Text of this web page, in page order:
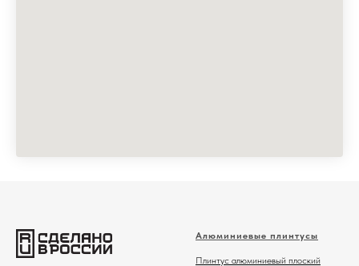
Алюминиевые плинтусы
Плинтус алюминиевый плоский